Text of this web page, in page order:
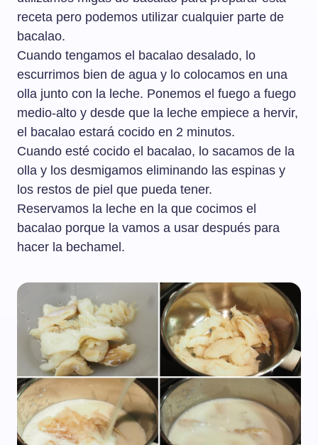
receta pero podemos utilizar cualquier parte de
bacalao.
Cuando tengamos el bacalao desalado, lo
escurrimos bien de agua y lo colocamos en una
olla junto con la leche. Ponemos el fuego a fuego
medio-alto y desde que la leche empiece a hervir,
el bacalao estará cocido en 2 minutos.
Cuando esté cocido el bacalao, lo sacamos de la
olla y los desmigamos eliminando las espinas y
los restos de piel que pueda tener.
Reservamos la leche en la que cocimos el
bacalao porque la vamos a usar después para
hacer la bechamel.